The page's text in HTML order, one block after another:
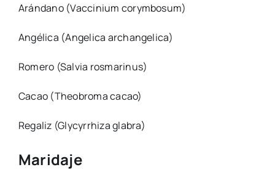
Arándano (Vaccinium corymbosum)
Angélica (Angelica archangelica)
Romero (Salvia rosmarinus)
Cacao (Theobroma cacao)
Regaliz (Glycyrrhiza glabra)
Maridaje